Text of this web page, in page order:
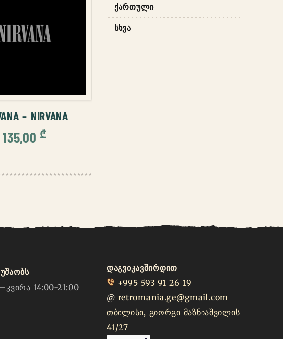
ᲥᲐᲠᲗᲣᲚᲘ
ᲡᲮᲕᲐ
– NIRVANA
135,00 ₾
14:00-21:00
დაგვიკავშირდით
+995 593 91 26 19
@ retromania.ge@gmail.com
თბილისი, გიორგი მაზნიაშვილის
41/27